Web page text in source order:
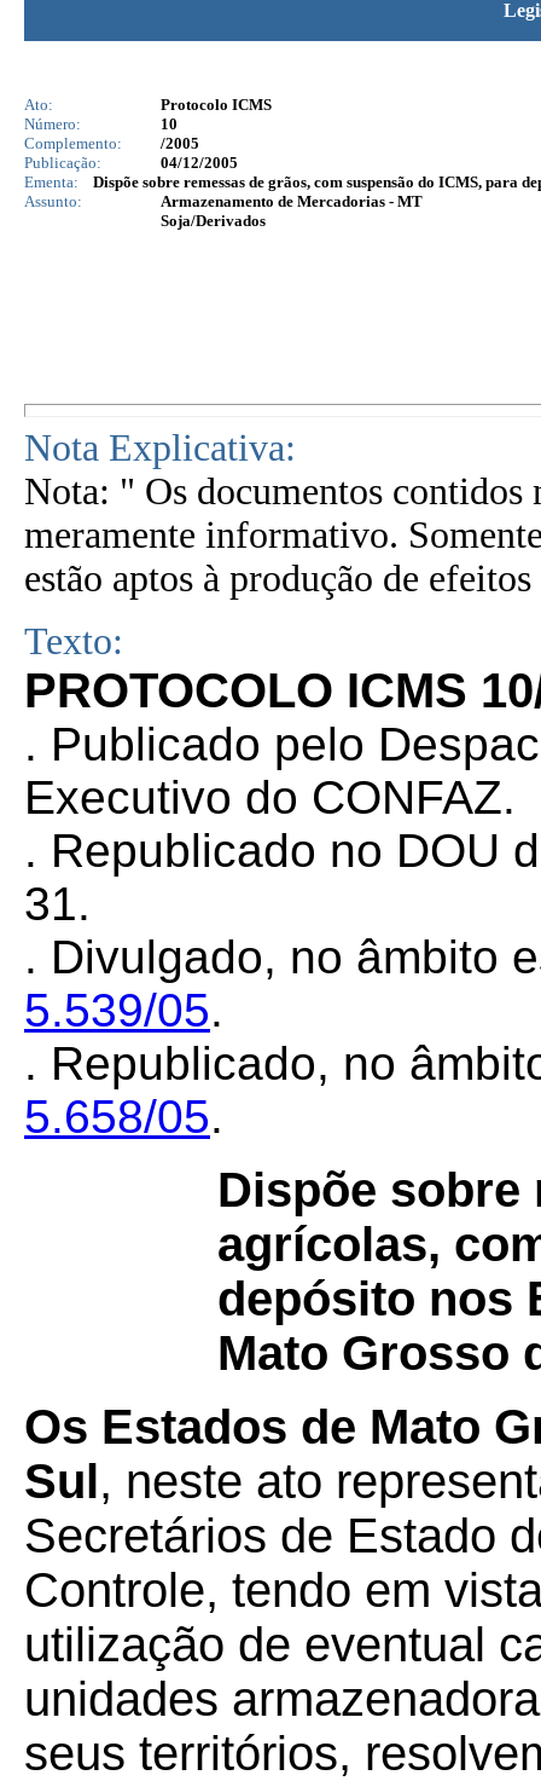
Ato:
Protocolo ICMS
Número:
10
Complemento:
/2005
Publicação:
04/12/2005
Ementa:
Dispõe sobre remessas de grãos, com suspensão do ICMS, para
Assunto:
Armazenamento de Mercadorias - MT
Soja/Derivados
Nota Explicativa:
Nota: " Os documentos contidos
meramente informativo.
estão aptos à produção de
Texto:
PROTOCOLO ICMS
. Publicado pelo
Executivo do CONFAZ.
. Republicado no DOU
31.
. Divulgado, no âmbito
5.539/05.
. Republicado, no
5.658/05.
Dispõe sobre
agrícolas,
depósito nos
Mato Grosso
Os Estados de Mato
Sul, neste ato
Secretários de Estado
Controle, tendo em
utilização de eventual
unidades
seus territórios,